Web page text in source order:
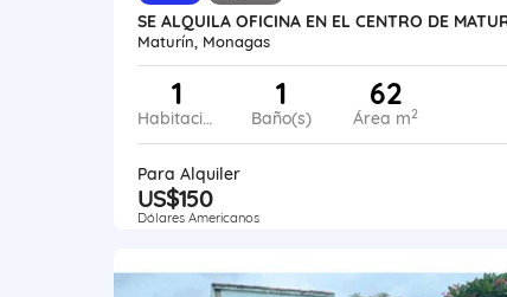
Maturín, Monagas
1
Habitaciones
1
Baño(s)
62
Área m2
Para Alquiler
US$150
Dólares Americanos